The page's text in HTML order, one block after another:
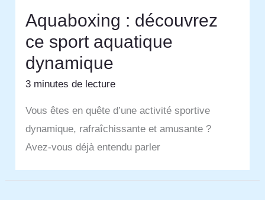
Aquaboxing : découvrez
ce sport aquatique
dynamique
3 minutes de lecture
Vous êtes en quête d’une activité sportive
dynamique, rafraîchissante et amusante ?
Avez-vous déjà entendu parler